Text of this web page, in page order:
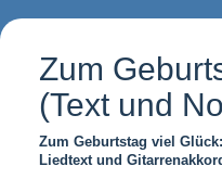
Zum
(Text und
Zum Geburtstag viel
Liedtext und